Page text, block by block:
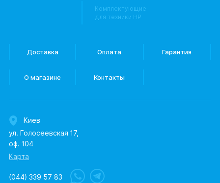
Комплектующие
для техники HP
Доставка Оплата Гарантия
О магазине Контакты
Киев
ул. Голосеевская 17,
оф. 104
Карта
(044) 339 57 83